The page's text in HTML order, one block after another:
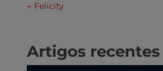
←Felicity
Artigos recentes